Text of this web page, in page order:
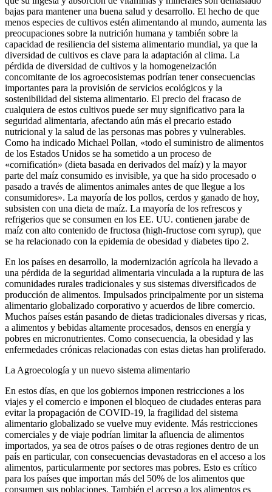
bajas para mantener una buena salud y desarrollo. El hecho de que
menos especies de cultivos estén alimentando al mundo, aumenta las
preocupaciones sobre la nutrición humana y también sobre la
capacidad de resiliencia del sistema alimentario mundial, ya que la
diversidad de cultivos es clave para la adaptación al clima. La
pérdida de diversidad de cultivos y la homogeneización
concomitante de los agroecosistemas podrían tener consecuencias
importantes para la provisión de servicios ecológicos y la
sostenibilidad del sistema alimentario. El precio del fracaso de
cualquiera de estos cultivos puede ser muy significativo para la
seguridad alimentaria, afectando aún más el precario estado
nutricional y la salud de las personas mas pobres y vulnerables.
Como ha indicado Michael Pollan, «todo el suministro de alimentos
de los Estados Unidos se ha sometido a un proceso de
«cornificatión» (dieta basada en derivados del maíz) y la mayor
parte del maíz consumido es invisible, ya que ha sido procesado o
pasado a través de alimentos animales antes de que llegue a los
consumidores». La mayoría de los pollos, cerdos y ganado de hoy,
subsisten con una dieta de maíz. La mayoría de los refrescos y
refrigerios que se consumen en los EE. UU. contienen jarabe de
maíz con alto contenido de fructosa (high-fructose corn syrup), que
se ha relacionado con la epidemia de obesidad y diabetes tipo 2.
En los países en desarrollo, la modernización agrícola ha llevado a
una pérdida de la seguridad alimentaria vinculada a la ruptura de las
comunidades rurales tradicionales y sus sistemas diversificados de
producción de alimentos. Impulsados principalmente por un sistema
alimentario globalizado corporativo y acuerdos de libre comercio.
Muchos países están pasando de dietas tradicionales diversas y ricas,
a alimentos y bebidas altamente procesados, densos en energía y
pobres en micronutrientes. Como consecuencia, la obesidad y las
enfermedades crónicas relacionadas con estas dietas han proliferado.
La Agroecología y un nuevo sistema alimentario
En estos días, en que los gobiernos imponen restricciones a los
viajes y el comercio e imponen el bloqueo de ciudades enteras para
evitar la propagación de COVID-19, la fragilidad del sistema
alimentario globalizado se vuelve muy evidente. Más restricciones
comerciales y de viaje podrían limitar la afluencia de alimentos
importados, ya sea de otros países o de otras regiones dentro de un
país en particular, con consecuencias devastadoras en el acceso a los
alimentos, particularmente por sectores mas pobres. Esto es crítico
para los países que importan más del 50% de los alimentos que
consumen sus poblaciones. También el acceso a los alimentos es